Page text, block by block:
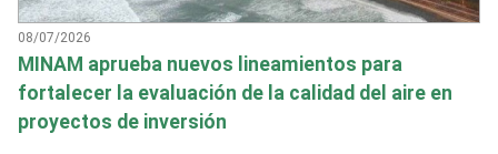
08/07/2026
MINAM aprueba nuevos lineamientos para
fortalecer la evaluación de la calidad del aire en
proyectos de inversión